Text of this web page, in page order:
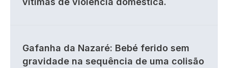
Gafanha da Nazaré: Bebé ferido sem
gravidade na sequência de uma colisão